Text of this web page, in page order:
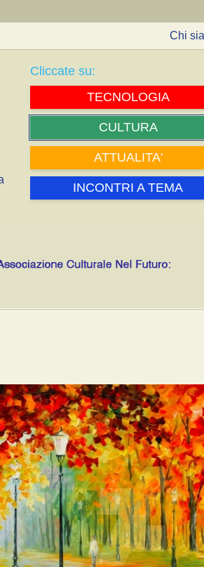
Chi
Cliccate su:
TECNOLOGIA
CULTURA
ATTUALITA'
INCONTRI A TEMA